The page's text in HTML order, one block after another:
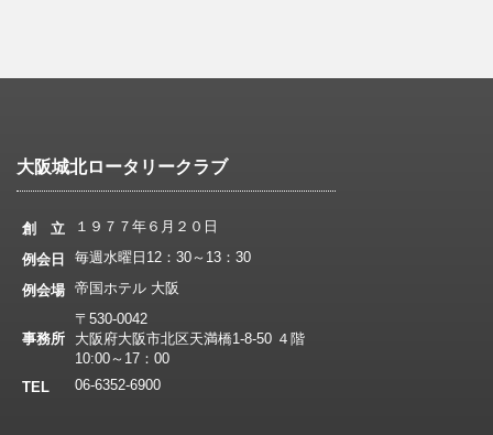
大阪城北ロータリークラブ
創 立
１９７７年６月２０日
例会日
毎週水曜日12：30～13：30
例会場 帝国ホテル 大阪
事務所
〒530-0042
大阪府大阪市北区天満橋1-8-50 ４階
10:00～17：00
TEL
06-6352-6900